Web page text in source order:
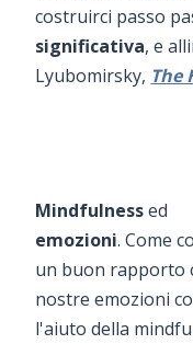
costruirci passo
significativa, e
Lyubomirsky, The
Mindfulnessed
emozioni. Come
un buon rapporto
nostre emozioni
l'aiuto della